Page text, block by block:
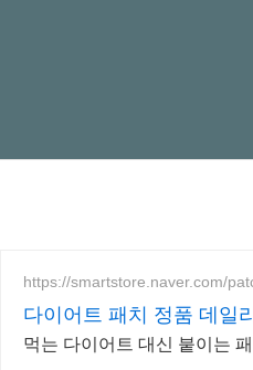
https://smartstore.naver.com/
다이어트 패치 정품 데일
먹는 다이어트 대신 붙이는